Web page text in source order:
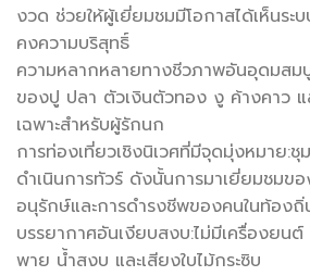
งวด ช่วยให้ผู้เยี่ยมชมมีโอกาสได้เห็นระ
คงความบริสุทธิ์
ความหลากหลายทางชีวภาพอันอุดมส
ของปู ปลา ตัวเงินตัวทอง งู ค้างคาว
เฉพาะสำหรับผู้รักนก
การท่องเที่ยวเชิงนิเวศที่มีจุดมุ่งหมาย:
ดำเนินการทัวร์ ดังนั้นการมาเยี่ยมชม
อนุรักษ์และการดำรงชีพของคนในท้องถิ่
บรรยากาศอันเงียบสงบ:ไม่มีเครื่องยน
พาย น้ำสงบ และเสียงใบไม้กระซิบ